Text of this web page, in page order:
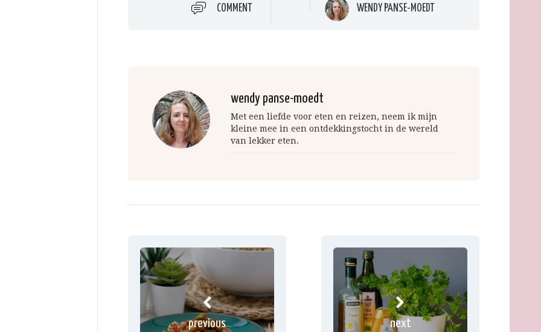
COMMENT WENDY PANSE-MOEDT
wendy panse-moedt
Met een liefde voor eten en reizen, neem ik mijn
kleine mee in een ontdekkingstocht in de wereld
van lekker eten.
previous next